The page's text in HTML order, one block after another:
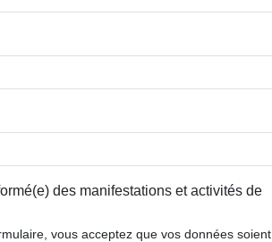
Rubrique :
Classer par :
des manifestations et activités de
vous acceptez que vos données soient